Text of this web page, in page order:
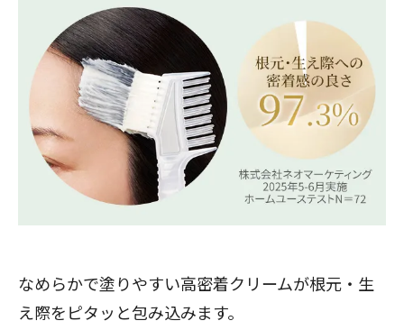
なめらかで塗りやすい高密着クリームが根元・生
え際をピタッと包み込みます。